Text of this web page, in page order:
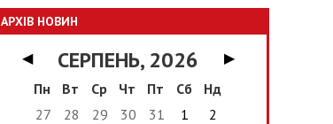
АРХІВ НОВИН
◀ СЕРПЕНЬ, 2026
▶
Пн
Вт Ср Чт Пт Сб
Нд
27
28 29 30 31 1
2